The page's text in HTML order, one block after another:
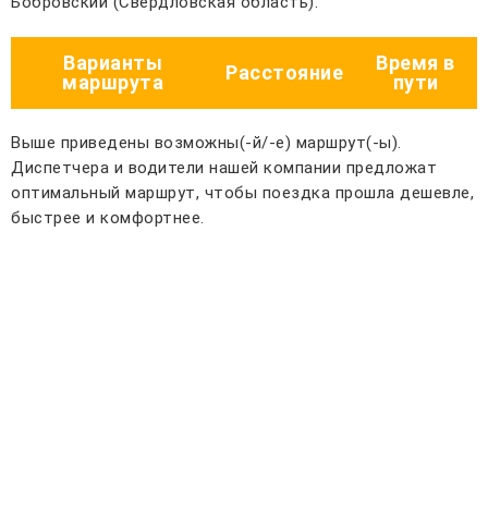
Варианты
маршрута
Расстояние
Время в
пути
Выше приведены возможны(-й/-е) маршрут(-ы).
Диспетчера и водители нашей компании предложат
оптимальный маршрут, чтобы поездка прошла дешевле,
быстрее и комфортнее.